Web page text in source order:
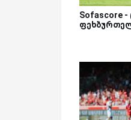
Sofascore